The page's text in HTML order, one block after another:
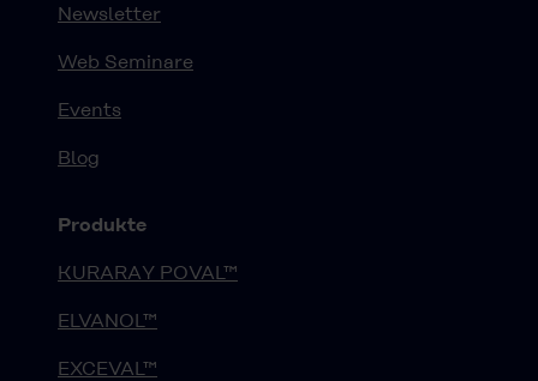
Newsletter
Web Seminare
Events
Blog
Produkte
KURARAY POVAL™
ELVANOL™
EXCEVAL™